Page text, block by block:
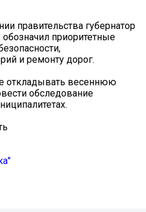
правительства губернатор
приоритетные
и ремонту дорог.
откладывать весеннюю
обследование